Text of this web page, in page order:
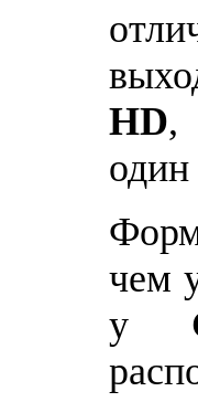
HD,
чем
у